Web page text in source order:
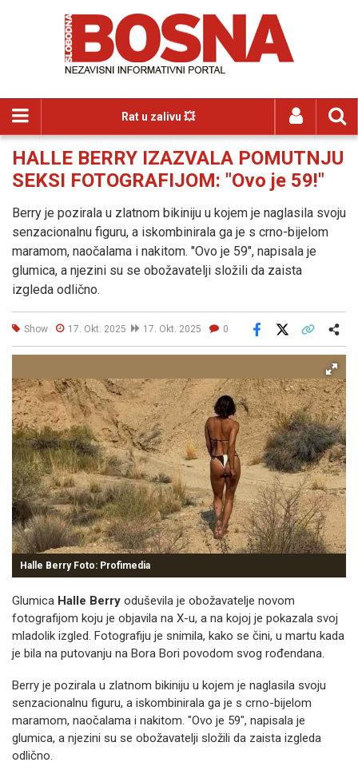
Rat u zalivu 💥
HALLE BERRY IZAZVALA POMUTNJU
SEKSI FOTOGRAFIJOM: "Ovo je 59!"
Berry je pozirala u zlatnom bikiniju u kojem je naglasila svoju
senzacionalnu figuru, a iskombinirala ga je s crno-bijelom
maramom, naočalama i nakitom. "Ovo je 59", napisala je
glumica, a njezini su se obožavatelji složili da zaista
izgleda odlično.
Show 17. Okt. 2025 17. Okt. 2025 0
Facebook
Halle Berry Foto: Profimedia
Glumica Halle Berry oduševila je obožavatelje novom
fotografijom koju je objavila na X-u, a na kojoj je pokazala svoj
mladolik izgled. Fotografiju je snimila, kako se čini, u martu kada
je bila na putovanju na Bora Bori povodom svog rođendana.
Berry je pozirala u zlatnom bikiniju u kojem je naglasila svoju
senzacionalnu figuru, a iskombinirala ga je s crno-bijelom
maramom, naočalama i nakitom. "Ovo je 59", napisala je
glumica, a njezini su se obožavatelji složili da zaista izgleda
odlično.